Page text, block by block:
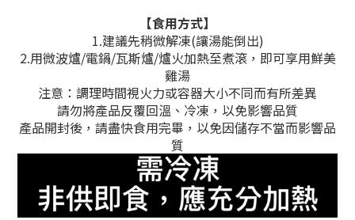
【食用方式】
1.建議先稍微解凍(讓湯能倒出)
2.用微波爐/電鍋/瓦斯爐/爐火加熱至煮滾，即可享用鮮美
雞湯
注意：調理時間視火力或容器大小不同而有所差異
請勿將產品反覆回溫、冷凍，以免影響品質
產品開封後，請盡快食用完畢，以免因儲存不當而影響品
質